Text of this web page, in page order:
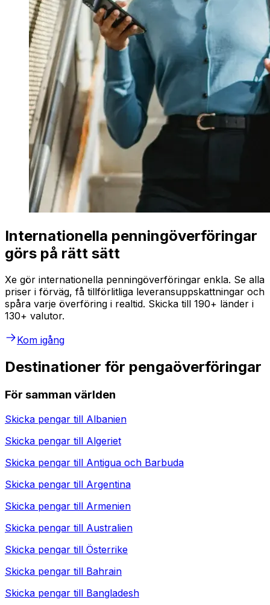
Internationella penningöverföringar
görs på rätt sätt
Xe gör internationella penningöverföringar enkla. Se alla
priser i förväg, få tillförlitliga leveransuppskattningar och
spåra varje överföring i realtid. Skicka till 190+ länder i
130+ valutor.
Kom igång
Destinationer för pengaöverföringar
För samman världen
Skicka pengar till Albanien
Skicka pengar till Algeriet
Skicka pengar till Antigua och Barbuda
Skicka pengar till Argentina
Skicka pengar till Armenien
Skicka pengar till Australien
Skicka pengar till Österrike
Skicka pengar till Bahrain
Skicka pengar till Bangladesh